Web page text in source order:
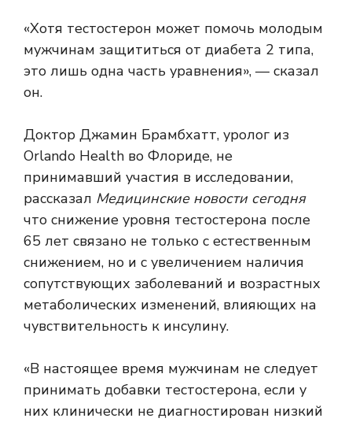
«Хотя тестостерон может помочь молодым
мужчинам защититься от диабета 2 типа,
это лишь одна часть уравнения», — сказал
он.
Доктор Джамин Брамбхатт, уролог из
Orlando Health во Флориде, не
принимавший участия в исследовании,
рассказал Медицинские новости сегодня
что снижение уровня тестостерона после
65 лет связано не только с естественным
снижением, но и с увеличением наличия
сопутствующих заболеваний и возрастных
метаболических изменений, влияющих на
чувствительность к инсулину.
«В настоящее время мужчинам не следует
принимать добавки тестостерона, если у
них клинически не диагностирован низкий